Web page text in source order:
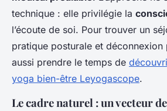
technique : elle privilégie la
l’écoute de soi. Pour trouver un
pratique posturale et
aussi prendre le temps de
yoga bien-être Leyogascope.
Le cadre naturel : un vecteur